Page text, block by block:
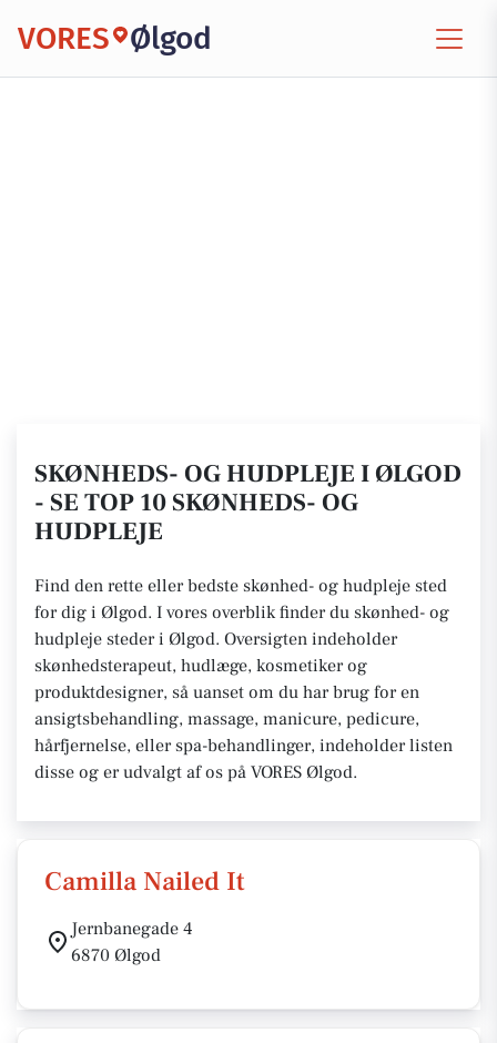
VORES Ølgod
SKØNHEDS- OG HUDPLEJE I ØLGOD
- SE TOP 10 SKØNHEDS- OG
HUDPLEJE
Find den rette eller bedste skønhed- og hudpleje sted
for dig i Ølgod. I vores overblik finder du skønhed- og
hudpleje steder i Ølgod. Oversigten indeholder
skønhedsterapeut, hudlæge, kosmetiker og
produktdesigner, så uanset om du har brug for en
ansigtsbehandling, massage, manicure, pedicure,
hårfjernelse, eller spa-behandlinger, indeholder listen
disse og er udvalgt af os på VORES Ølgod.
Camilla Nailed It
Jernbanegade 4
6870 Ølgod